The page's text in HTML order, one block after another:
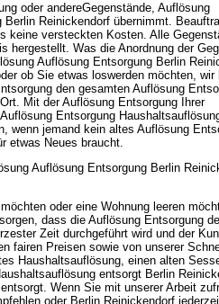
oder andereGegenstände, Auflösung
Reinickendorf übernimmt.
keine versteckten Kosten. Alle
hergestellt. Was die Anordnung der
Auflösung Entsorgung Berlin
ob Sie etwas loswerden möchten, wir
den gesamten Auflösung
Mit der Auflösung Entsorgung Ihrer
Entsorgung
wenn jemand kein altes Auflösung
etwas Neues braucht.
Auflösung Entsorgung Berlin
oder eine Wohnung leeren
dass die Auflösung Entsorgung
Zeit durchgeführt wird und der
fairen Preisen sowie von unserer
Haushaltsauflösung, einen alten
entsorgt Berlin
Wenn Sie mit unserer Arbeit
oder Berlin Reinickendorf